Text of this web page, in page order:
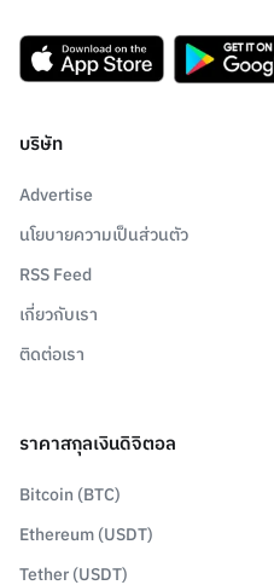
บริษัท
Advertise
นโยบายความเป็นส่วนตัว
RSS Feed
เกี่ยวกับเรา
ติดต่อเรา
ราคาสกุลเงินดิจิตอล
Bitcoin (BTC)
Ethereum (USDT)
Tether (USDT)